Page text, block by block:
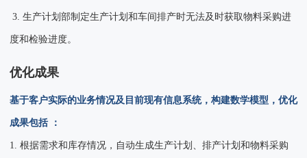
3. 生产计划部制定生产计划和车间排产时无法及时获取物料采购进
度和检验进度。
优化成果
基于客户实际的业务情况及目前现有信息系统，构建数学模型，优化
成果包括 ：
1. 根据需求和库存情况，自动生成生产计划、排产计划和物料采购